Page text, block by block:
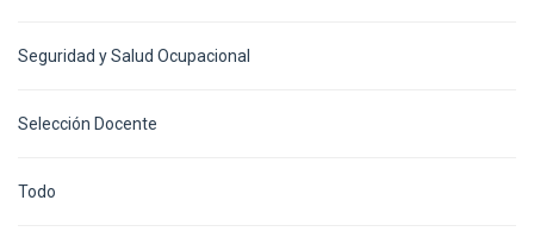
Seguridad y Salud Ocupacional
Selección Docente
Todo